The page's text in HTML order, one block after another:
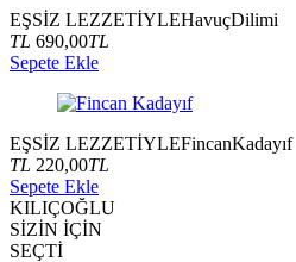
EŞSİZ LEZZETİYLEHavuçDilimi
TL 690,00TL
Sepete Ekle
EŞSİZ LEZZETİYLEFincanKadayıf
TL 220,00TL
Sepete Ekle
KILIÇOĞLU
SİZİN İÇİN
SEÇTİ